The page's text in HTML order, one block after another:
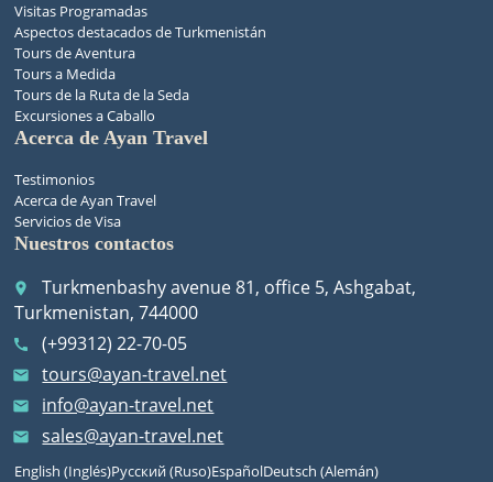
Visitas Programadas
Aspectos destacados de Turkmenistán
Tours de Aventura
Tours a Medida
Tours de la Ruta de la Seda
Excursiones a Caballo
Acerca de Ayan Travel
Testimonios
Acerca de Ayan Travel
Servicios de Visa
Nuestros contactos
place
Turkmenbashy avenue 81, office 5, Ashgabat,
Turkmenistan, 744000
call (+99312) 22-70-05
email tours@ayan-travel.net
email info@ayan-travel.net
email sales@ayan-travel.net
English (Inglés)Русский(Ruso)EspañolDeutsch (Alemán)